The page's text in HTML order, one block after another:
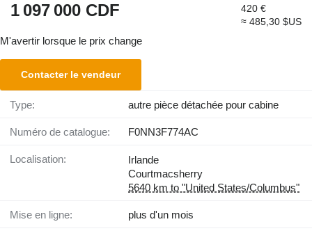
1 097 000 CDF
420 €
≈ 485,30 $US
M'avertir lorsque le prix change
Contacter le vendeur
Type: autre pièce détachée pour cabine
Numéro de catalogue: F0NN3F774AC
Localisation:
Irlande
Courtmacsherry
5640 km to "United States/Columbus"
Mise en ligne: plus d'un mois